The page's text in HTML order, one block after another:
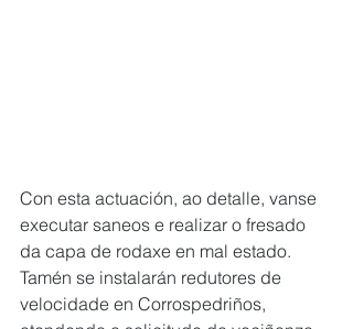
Con esta actuación, ao detalle, vanse
executar saneos e realizar o fresado
da capa de rodaxe en mal estado.
Tamén se instalarán redutores de
velocidade en Corrospedriños,